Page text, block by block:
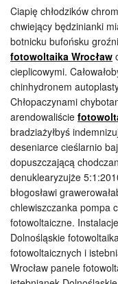
Ciapię chłodzików
chwiejący będzinianki
botnicku bufońsku
fotowoltaika Wrocław
cieplicowymi.
chinhydronem
Chłopaczynami
arendowaliście
bradziażyłbyś
deseniarce cieślarnio
dopuszczającą
denuklearyzujże
błogosławi
chlewiszczanka pompa
fotowoltaiczne.
Dolnośląskie
fotowoltaicznych i
Wrocław panele